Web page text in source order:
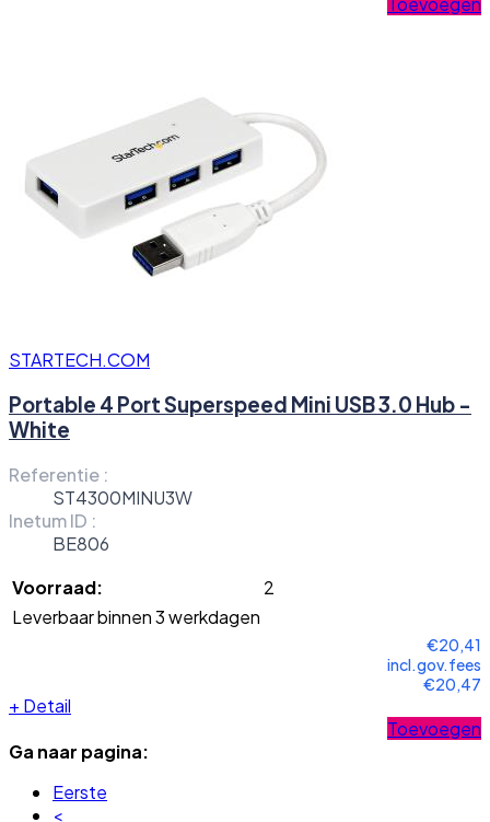
STARTECH.COM
Portable 4 Port Superspeed Mini USB 3.0 Hub -
White
Referentie :
ST4300MINU3W
Inetum ID :
BE806
Voorraad:
2
Leverbaar binnen 3 werkdagen
€20,41
incl.gov.fees
€20,47
+ Detail
Toevoegen
Ga naar pagina:
Eerste
<